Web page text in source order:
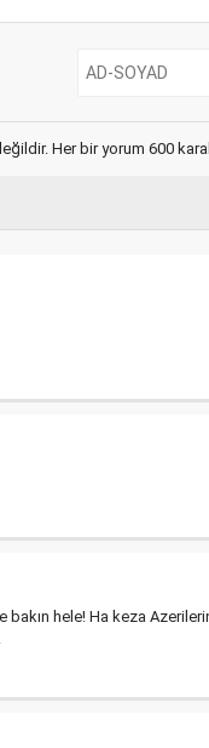
Her bir yorum 600
hele! Ha keza